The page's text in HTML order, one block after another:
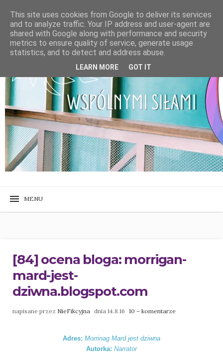
[84] ocena bloga: morrigan-
mard-jest-
dziwna.blogspot.com
napisane przez NieFikcyjna dnia 14.8.16 10 – komentarze
Adres: Morrinag Mard jest dziwna
Autorka: Narrator
This site uses cookies from Google to deliver its services
and to analyze traffic. Your IP address and user-agent are
shared with Google along with performance and security
metrics to ensure quality of service, generate usage
statistics, and to detect and address abuse.
LEARN MORE GOT IT